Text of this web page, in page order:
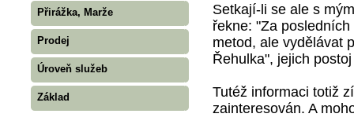
Přirážka, Marže
Prodej
Úroveň služeb
Základ
Setkají-li se ale s
řekne: "Za
metod, ale vydělávat
Řehulka", jejich
Tutéž informaci totiž
zainteresován. A